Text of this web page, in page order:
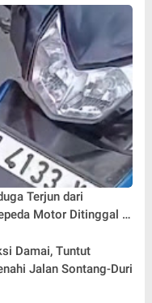
Terjun dari
Motor Ditinggal di
Damai, Tuntut
Jalan Sontang-Duri